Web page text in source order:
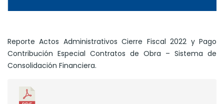
Reporte Actos Administrativos Cierre Fiscal 2022 y Pago
Contribución Especial Contratos de Obra – Sistema de
Consolidación Financiera.